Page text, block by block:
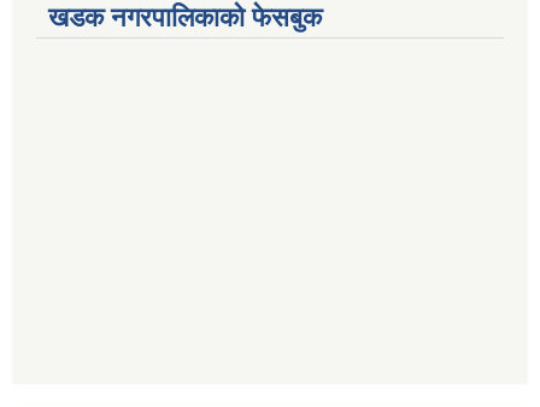
खडक नगरपालिकाको फेसबुक